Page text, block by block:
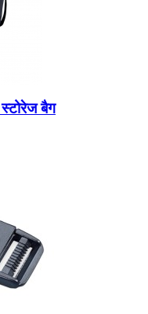
बैग